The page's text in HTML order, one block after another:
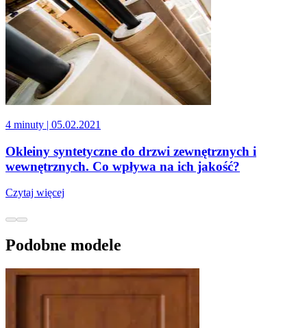
4 minuty | 05.02.2021
Okleiny syntetyczne do drzwi zewnętrznych i
wewnętrznych. Co wpływa na ich jakość?
Czytaj więcej
Podobne modele